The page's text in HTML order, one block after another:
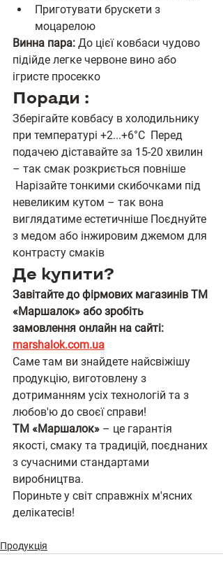
Приготувати брускети з
моцарелою
Винна пара: До цієї ковбаси чудово
підійде легке червоне вино або
ігристе просекко
Поради :
Зберігайте ковбасу в холодильнику
при температурі +2...+6°C  Перед
подачею діставайте за 15-20 хвилин
– так смак розкриється повніше
Нарізайте тонкими скибочками під
невеликим кутом – так вона
виглядатиме естетичніше Поєднуйте
з медом або інжировим джемом для
контрасту смаків
Де купити?
Завітайте до фірмових магазинів ТМ
«Маршалок» або зробіть
замовлення онлайн на сайті:
marshalok.com.ua
Саме там ви знайдете найсвіжішу
продукцію, виготовлену з
дотриманням усіх технологій та з
любов'ю до своєї справи!
ТМ «Маршалок» – це гарантія
якості, смаку та традицій, поєднаних
з сучасними стандартами
виробництва.
Пориньте у світ справжніх м'ясних
делікатесів!
Продукція